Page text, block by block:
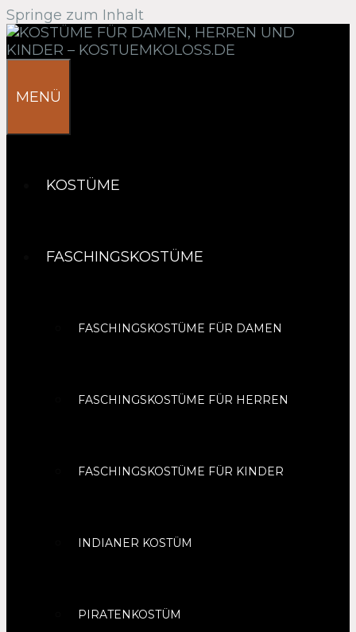
Springe zum Inhalt
MENÜ
KOSTÜME
FASCHINGSKOSTÜME
FASCHINGSKOSTÜME FÜR DAMEN
FASCHINGSKOSTÜME FÜR HERREN
FASCHINGSKOSTÜME FÜR KINDER
INDIANER KOSTÜM
PIRATENKOSTÜM